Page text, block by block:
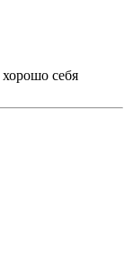
себя